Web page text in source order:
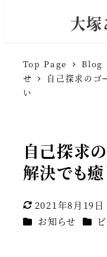
大塚
Top Page Blog
せ
自己探求のゴ
い
自己探求
解決でも
更新日
2021年8月19日
カテゴリー
お知らせ カテ